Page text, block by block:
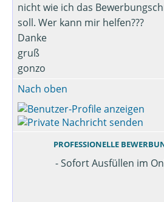
nicht wie ich das
soll. Wer kann mir helfen???
Danke
gruß
gonzo
Nach oben
PROFESSIONELLE
- Sofort Ausfüllen im